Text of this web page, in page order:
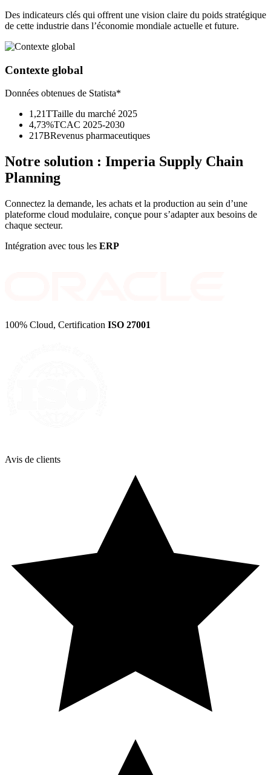
Des indicateurs clés qui offrent une vision claire du poids stratégique
de cette industrie dans l’économie mondiale actuelle et future.
Contexte global
Données obtenues de Statista*
1,21TTaille du marché 2025
4,73%TCAC 2025-2030
217BRevenus pharmaceutiques
Notre solution : Imperia Supply Chain
Planning
Connectez la demande, les achats et la production au sein d’une
plateforme cloud modulaire, conçue pour s’adapter aux besoins de
chaque secteur.
Intégration avec tous les ERP
100% Cloud, Certification ISO 27001
Avis de clients